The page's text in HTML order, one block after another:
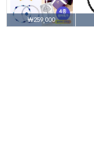
₩259,000